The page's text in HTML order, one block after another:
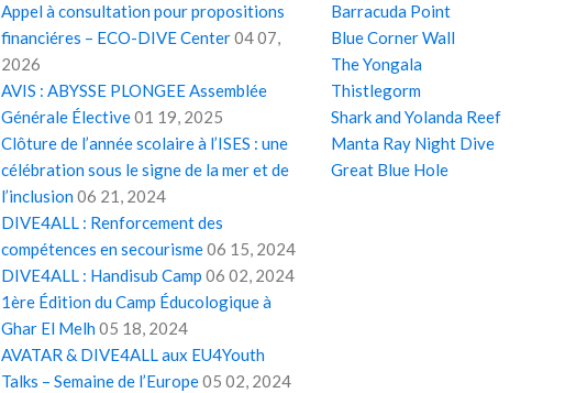
Appel à consultation pour propositions
financiéres – ECO-DIVE Center04 07,
2026
AVIS : ABYSSE PLONGEE Assemblée
Générale Élective01 19, 2025
Clôture de l’année scolaire à l’ISES : une
célébration sous le signe de la mer et de
l’inclusion06 21, 2024
DIVE4ALL : Renforcement des
compétences en secourisme06 15, 2024
DIVE4ALL : Handisub Camp 06 02, 2024
1ère Édition du Camp Éducologique à
Ghar El Melh05 18, 2024
AVATAR & DIVE4ALL aux EU4Youth
Talks – Semaine de l’Europe05 02, 2024
Barracuda Point
Blue Corner Wall
The Yongala
Thistlegorm
Shark and Yolanda Reef
Manta Ray Night Dive
Great Blue Hole